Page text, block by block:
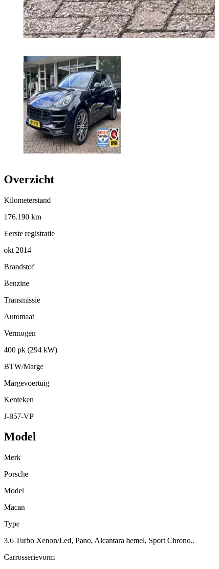
Overzicht
Kilometerstand
176.190 km
Eerste registratie
okt 2014
Brandstof
Benzine
Transmissie
Automaat
Vermogen
400 pk (294 kW)
BTW/Marge
Margevoertuig
Kenteken
J-857-VP
Model
Merk
Porsche
Model
Macan
Type
3.6 Turbo Xenon/Led, Pano, Alcantara hemel, Sport Chrono..
Carrosserievorm